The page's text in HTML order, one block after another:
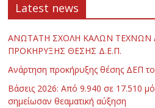
Latest news
ΑΝΩΤΑΤΗ ΣΧΟΛΗ ΚΑΛΩΝ ΤΕΧΝΩΝ
ΠΡΟΚΗΡΥΞΗΣ ΘΕΣΗΣ Δ.Ε.Π.
Ανάρτηση προκήρυξης θέσης ΔΕΠ
Βάσεις 2026: Από 9.940 σε 17.510
σημείωσαν θεαματική αύξηση